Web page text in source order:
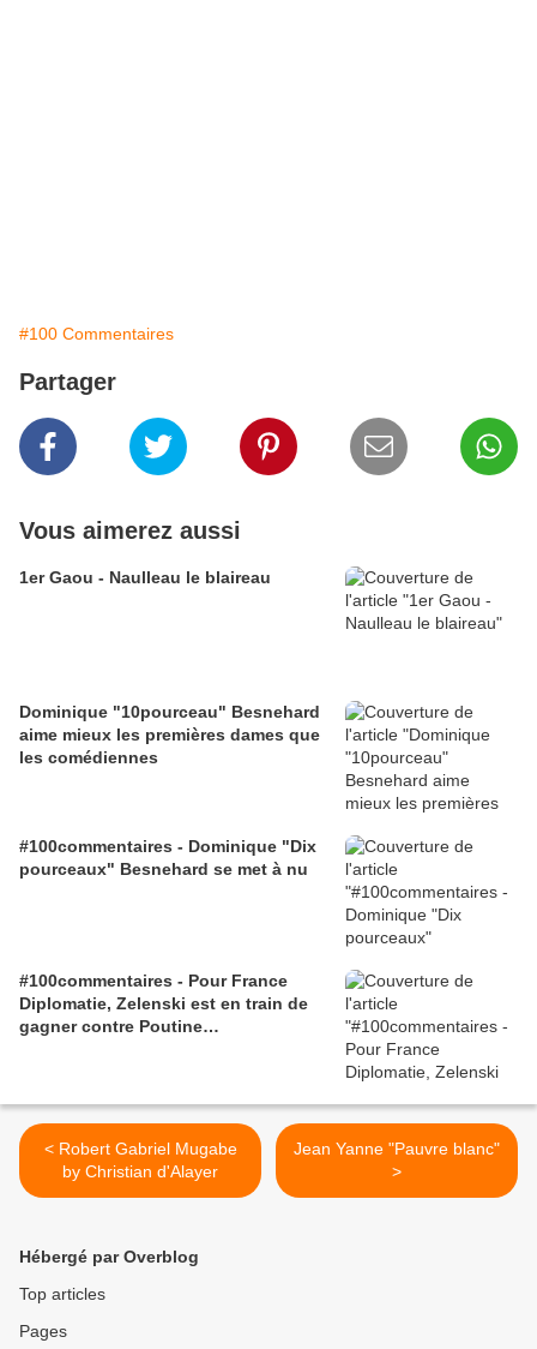
#100 Commentaires
Partager
Vous aimerez aussi
1er Gaou - Naulleau le blaireau
Dominique "10pourceau" Besnehard
aime mieux les premières dames que
les comédiennes
#100commentaires - Dominique "Dix
pourceaux" Besnehard se met à nu
#100commentaires - Pour France
Diplomatie, Zelenski est en train de
gagner contre Poutine…
< Robert Gabriel Mugabe
by Christian d'Alayer
Jean Yanne "Pauvre blanc"
>
Hébergé par Overblog
Top articles
Pages